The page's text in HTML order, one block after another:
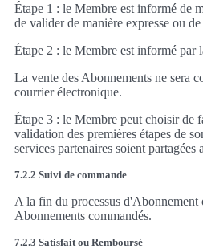
Étape 1 : le Membre est informé de
de valider de manière expresse ou
Étape 2 : le Membre est informé par
La vente des Abonnements ne sera
courrier électronique.
Étape 3 : le Membre peut choisir de
validation des premières étapes de
services partenaires soient partagées
7.2.2 Suivi de commande
A la fin du processus d'Abonnement
Abonnements commandés.
7.2.3 Satisfait ou Remboursé